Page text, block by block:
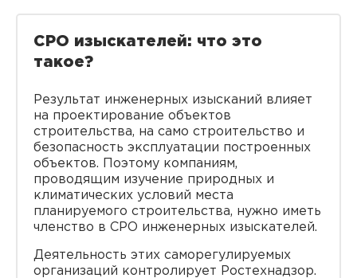
СРО изыскателей: что это
такое?
Результат инженерных изысканий влияет
на проектирование объектов
строительства, на само строительство и
безопасность эксплуатации построенных
объектов. Поэтому компаниям,
проводящим изучение природных и
климатических условий места
планируемого строительства, нужно иметь
членство в СРО инженерных изыскателей.
Деятельность этих саморегулируемых
организаций контролирует Ростехнадзор.